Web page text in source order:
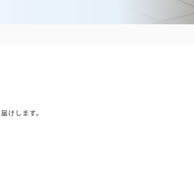
けします。